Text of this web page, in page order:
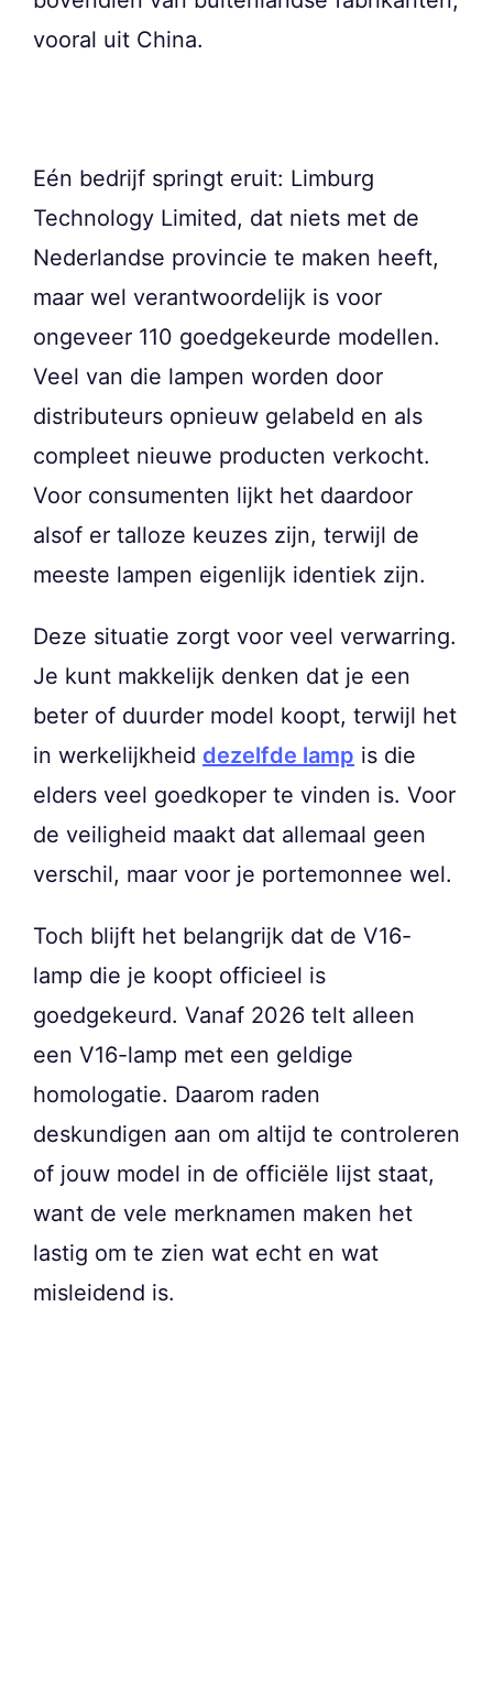
vooral uit China.
Eén bedrijf springt eruit: Limburg
Technology Limited, dat niets met de
Nederlandse provincie te maken heeft,
maar wel verantwoordelijk is voor
ongeveer 110 goedgekeurde modellen.
Veel van die lampen worden door
distributeurs opnieuw gelabeld en als
compleet nieuwe producten verkocht.
Voor consumenten lijkt het daardoor
alsof er talloze keuzes zijn, terwijl de
meeste lampen eigenlijk identiek zijn.
Deze situatie zorgt voor veel verwarring.
Je kunt makkelijk denken dat je een
beter of duurder model koopt, terwijl het
in werkelijkheid dezelfde lamp is die
elders veel goedkoper te vinden is. Voor
de veiligheid maakt dat allemaal geen
verschil, maar voor je portemonnee wel.
Toch blijft het belangrijk dat de V16-
lamp die je koopt officieel is
goedgekeurd. Vanaf 2026 telt alleen
een V16-lamp met een geldige
homologatie. Daarom raden
deskundigen aan om altijd te controleren
of jouw model in de officiële lijst staat,
want de vele merknamen maken het
lastig om te zien wat echt en wat
misleidend is.